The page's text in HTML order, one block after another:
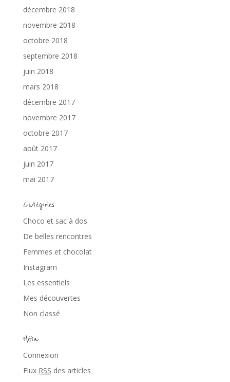
décembre 2018
novembre 2018
octobre 2018
septembre 2018
juin 2018
mars 2018
décembre 2017
novembre 2017
octobre 2017
août 2017
juin 2017
mai 2017
Catégories
Choco et sac à dos
De belles rencontres
Femmes et chocolat
Instagram
Les essentiels
Mes découvertes
Non classé
Méta
Connexion
Flux RSS des articles